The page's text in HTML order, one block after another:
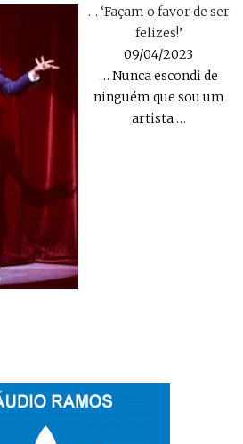
… ‘Façam o favor de ser
felizes!’
09/04/2023
… Nunca escondi de
ninguém que sou um
artista…